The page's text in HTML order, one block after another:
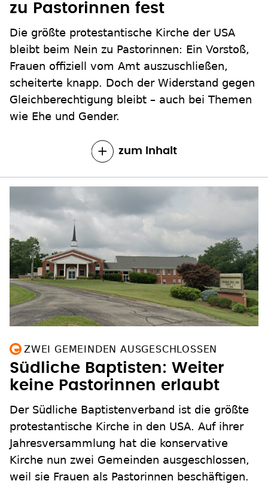
zu Pastorinnen fest
Die größte protestantische Kirche der USA
bleibt beim Nein zu Pastorinnen: Ein Vorstoß,
Frauen offiziell vom Amt auszuschließen,
scheiterte knapp. Doch der Widerstand gegen
Gleichberechtigung bleibt – auch bei Themen
wie Ehe und Gender.
zum Inhalt
ZWEI GEMEINDEN AUSGESCHLOSSEN
Südliche Baptisten: Weiter
keine Pastorinnen erlaubt
Der Südliche Baptistenverband ist die größte
protestantische Kirche in den USA. Auf ihrer
Jahresversammlung hat die konservative
Kirche nun zwei Gemeinden ausgeschlossen,
weil sie Frauen als Pastorinnen beschäftigen.